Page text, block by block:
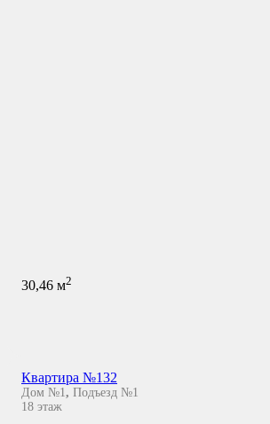
30,46 м2
Квартира №132
Дом №1, Подъезд №1
18 этаж